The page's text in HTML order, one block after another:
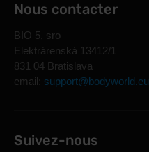
Nous contacter
BIO 5, sro
Elektrárenská 13412/1
831 04 Bratislava
email: support@bodyworld.eu
Suivez-nous